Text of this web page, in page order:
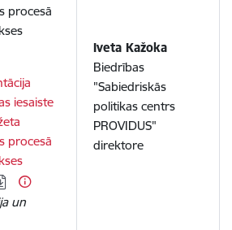
procesā
iesaiste
procesā
un
Iveta Kažoka
Biedrības
"Sabiedriskās
politikas centrs
PROVIDUS"
direktore